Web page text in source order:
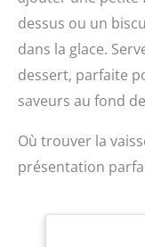
dessus ou un
dans la glace.
dessert, parfaite
saveurs au fond
Où trouver la
présentation